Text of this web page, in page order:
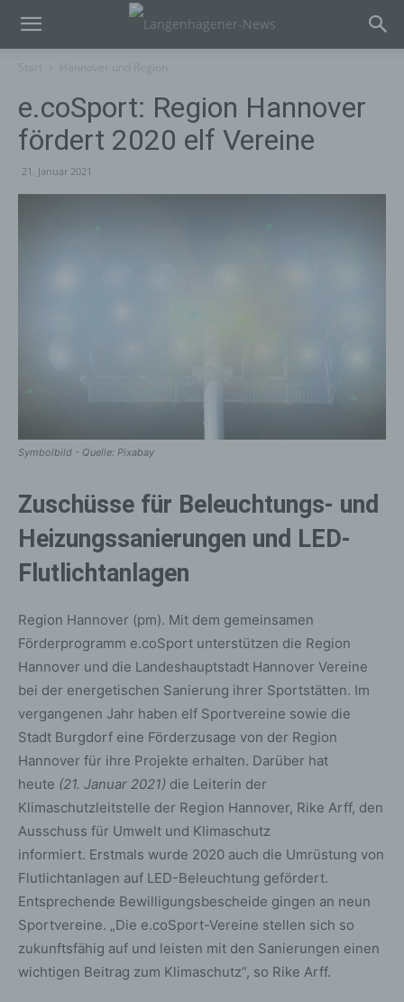
e.coSport: Region Hannover
fördert 2020 elf Vereine
21. Januar 2021
Symbolbild - Quelle: Pixabay
Zuschüsse für Beleuchtungs- und
Heizungssanierungen und LED-
Flutlichtanlagen
Region Hannover (pm). Mit dem gemeinsamen
Förderprogramm e.coSport unterstützen die Region
Hannover und die Landeshauptstadt Hannover Vereine
bei der energetischen Sanierung ihrer Sportstätten. Im
vergangenen Jahr haben elf Sportvereine sowie die
Stadt Burgdorf eine Förderzusage von der Region
Hannover für ihre Projekte erhalten. Darüber hat
heute (21. Januar 2021) die Leiterin der
Klimaschutzleitstelle der Region Hannover, Rike Arff, den
Ausschuss für Umwelt und Klimaschutz
informiert. Erstmals wurde 2020 auch die Umrüstung von
Flutlichtanlagen auf LED-Beleuchtung gefördert.
Entsprechende Bewilligungsbescheide gingen an neun
Sportvereine. „Die e.coSport-Vereine stellen sich so
zukunftsfähig auf und leisten mit den Sanierungen einen
wichtigen Beitrag zum Klimaschutz“, so Rike Arff.